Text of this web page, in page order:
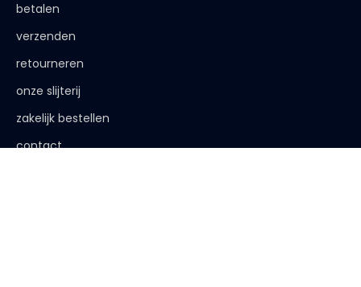
betalen
verzenden
retourneren
onze slijterij
zakelijk bestellen
contact